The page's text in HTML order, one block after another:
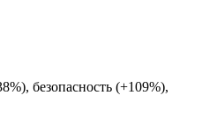
безопасность (+109%),